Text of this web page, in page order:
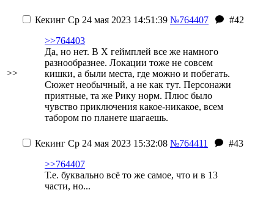
>>
Кекинг Ср 24 мая 2023 14:51:39 №764407
#42
>>764403
Да, но нет. В Х геймплей все же намного
разнообразнее. Локации тоже не совсем
кишки, а были места, где можно и побегать.
Сюжет необычный, а не как тут. Персонажи
приятные, та же Рику норм. Плюс было
чувство приключения какое-никакое, всем
табором по планете шагаешь.
Кекинг Ср 24 мая 2023 15:32:08 №764411
#43
>>764407
Т.е. буквально всё то же самое, что и в 13
части, но...